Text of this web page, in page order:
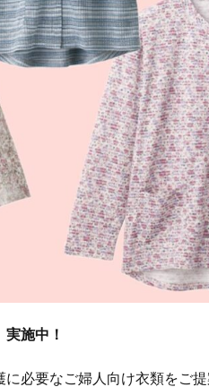
施中！
必要なご婦人向け衣類をご